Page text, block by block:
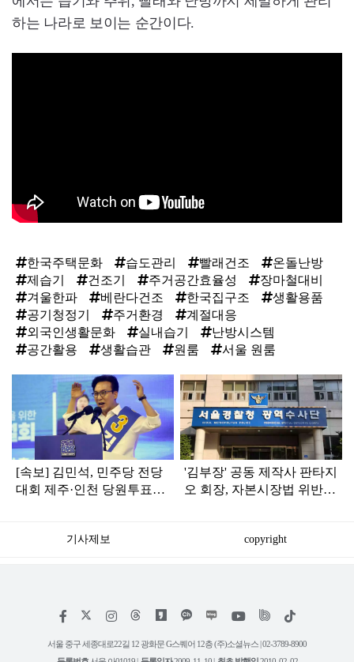
하는 나라로 보이는 순간이다.
한국주택문화 습도관리 빨래건조
온돌난방
제습기
건조기 주거공간효율성
장마철대비
겨울한파
베란다건조 한국집구조
생활용품
공기청정기
주거환경
계절대응
외국인생활문화
실내습기
난방시스템
공간활용
생활습관 원룸 서울 원룸
인
[속보] 김민석, 민주당 전당
대회 제주·인천 당원투표서
'김부장' 공동 제작사 판타지
오 회장, 자본시장법 위반
기사제보 copyright
페
스
인
타
위
트
틱
서울 중구 세종대로22길 12 광화문 G스퀘어 12층 (주)소셜뉴스 | 02-3789-8900